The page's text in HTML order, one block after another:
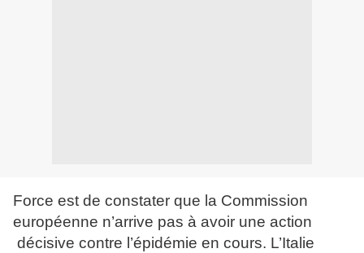
Force est de constater que la Commission
européenne n’arrive pas à avoir une action
décisive contre l’épidémie en cours. L’Italie